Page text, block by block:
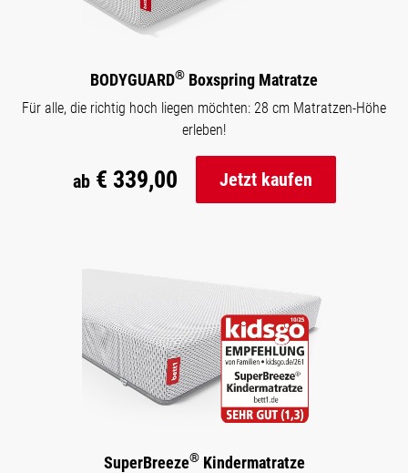
BODYGUARD® Boxspring Matratze
Für alle, die richtig hoch liegen möchten: 28 cm Matratzen-Höhe
erleben!
ab€ 339,00 Jetzt kaufen
SuperBreeze®Kindermatratze